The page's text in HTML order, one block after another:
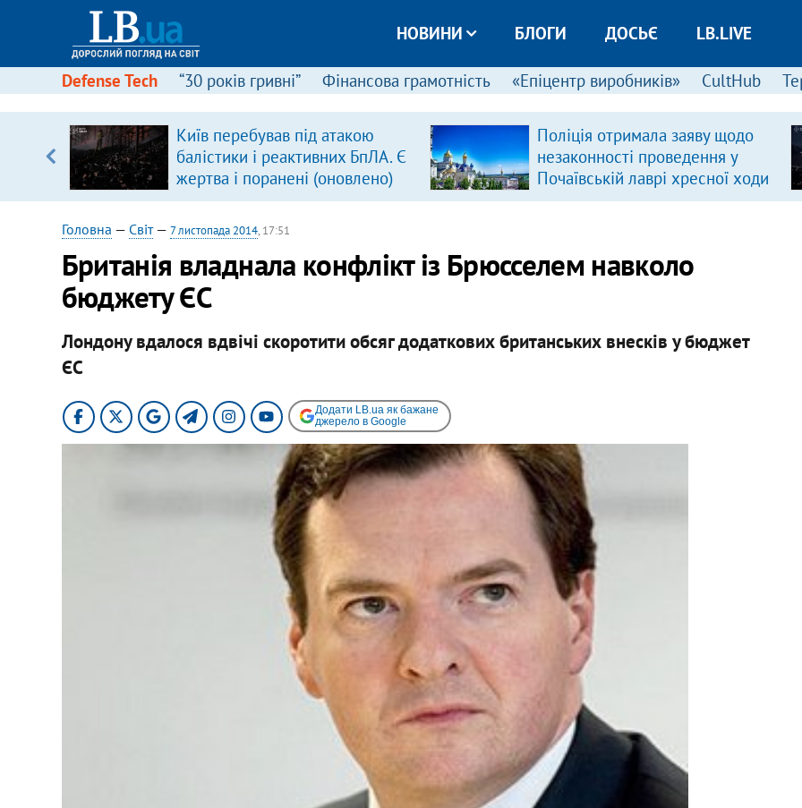
НОВИНИ БЛОГИ ДОСЬЄ LB.LIVE
Defense Tech “30 років гривні” Фінансова грамотність «Епіцентр виробників» CultHub
Київ перебував під атакою
балістики і реактивних БпЛА. Є
жертва і поранені (оновлено)
Поліція отримала заяву щодо
незаконності проведення у
Почаївській лаврі хресної ходи
Головна — Світ— 7 листопада 2014, 17:51
Британія владнала конфлікт із Брюсселем навколо
бюджету ЄС
Лондону вдалося вдвічі скоротити обсяг додаткових британських внесків у бюджет
ЄС
Додати LB.ua як бажане
джерело в Google